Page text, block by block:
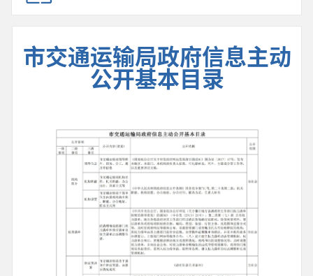
市交通运输局政府信息主动
公开基本目录